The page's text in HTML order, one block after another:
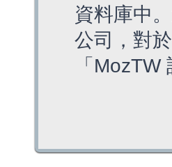
資料庫中
公司，對
「